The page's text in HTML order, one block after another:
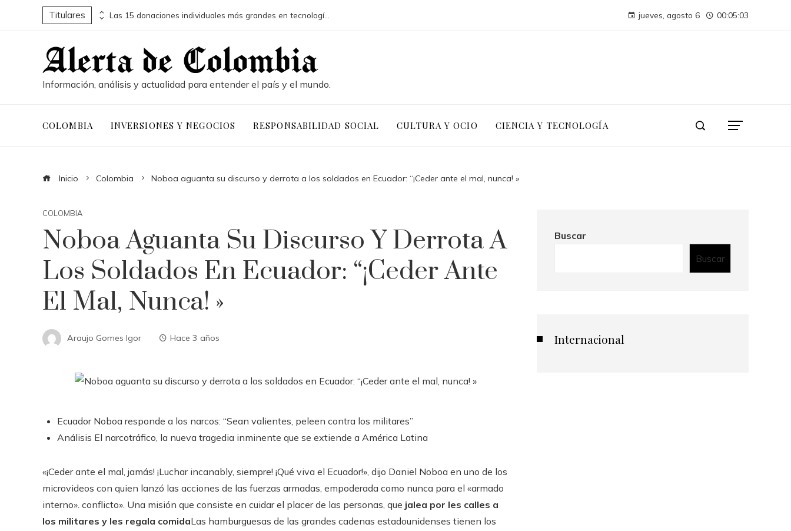
Titulares Las 15 donaciones individuales más grandes en tecnología, finanzas e industria jueves, agosto 6 00:05:04
Información, análisis y actualidad para entender el país y el mundo.
COLOMBIA INVERSIONES Y NEGOCIOS RESPONSABILIDAD SOCIAL CULTURA Y OCIO CIENCIA Y TECNOLOGÍA
Inicio Colombia Noboa aguanta su discurso y derrota a los soldados en Ecuador: “¡Ceder ante el mal, nunca! »
COLOMBIA
Noboa Aguanta Su Discurso Y Derrota A
Los Soldados En Ecuador: “¡Ceder Ante
El Mal, Nunca! »
Araujo Gomes Igor Hace 3 años
EcuadorNoboa responde a los narcos: “Sean valientes, peleen contra los militares”
Análisis El narcotráfico, la nueva tragedia inminente que se extiende a América Latina
«¡Ceder ante el mal, jamás! ¡Luchar incanably, siempre! ¡Qué viva el Ecuador!», dijo Daniel Noboa en uno de los
microvideos con quien lanzó las acciones de las fuerzas armadas, empoderada como nunca para el «armado
interno». conflicto». Una misión que consiste en cuidar el placer de las personas, que jalea por les calles a
los militares y les regala comidaLas hamburguesas de las grandes cadenas estadounidenses tienen los
Buscar
Buscar
Internacional